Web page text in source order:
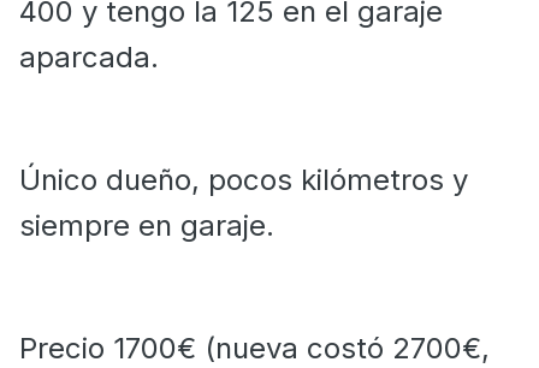
400 y tengo la 125 en el garaje
aparcada.
Único dueño, pocos kilómetros y
siempre en garaje.
Precio 1700€ (nueva costó 2700€,